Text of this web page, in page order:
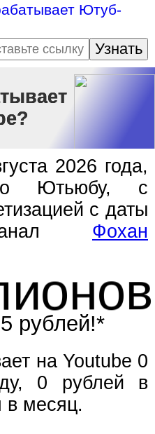
Ютуб-
Узнать
2026 года,
Ютьюбу, с
с даты
Фохан
рублей!*
на Youtube 0
0 рублей в
в месяц.